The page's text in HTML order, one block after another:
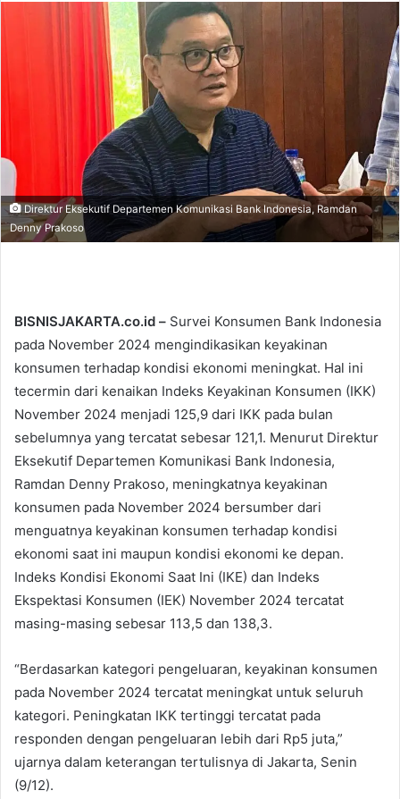
d
a
n
e
m
a
i
l
Direktur Eksekutif Departemen Komunikasi Bank Indonesia, Ramdan
Denny Prakoso
BISNISJAKARTA.co.id – Survei Konsumen Bank Indonesia
pada November 2024 mengindikasikan keyakinan
konsumen terhadap kondisi ekonomi meningkat. Hal ini
tecermin dari kenaikan Indeks Keyakinan Konsumen (IKK)
November 2024 menjadi 125,9 dari IKK pada bulan
sebelumnya yang tercatat sebesar 121,1. Menurut Direktur
Eksekutif Departemen Komunikasi Bank Indonesia,
Ramdan Denny Prakoso, meningkatnya keyakinan
konsumen pada November 2024 bersumber dari
menguatnya keyakinan konsumen terhadap kondisi
ekonomi saat ini maupun kondisi ekonomi ke depan.
Indeks Kondisi Ekonomi Saat Ini (IKE) dan Indeks
Ekspektasi Konsumen (IEK) November 2024 tercatat
masing-masing sebesar 113,5 dan 138,3.
“Berdasarkan kategori pengeluaran, keyakinan konsumen
pada November 2024 tercatat meningkat untuk seluruh
kategori. Peningkatan IKK tertinggi tercatat pada
responden dengan pengeluaran lebih dari Rp5 juta,”
ujarnya dalam keterangan tertulisnya di Jakarta, Senin
(9/12).